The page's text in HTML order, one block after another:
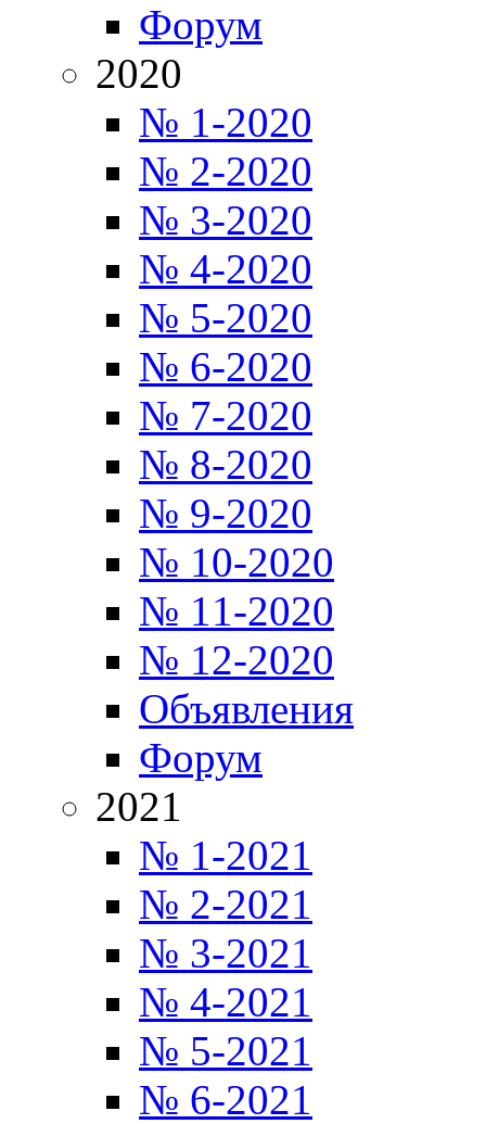
Форум
2020
№ 1-2020
№ 2-2020
№ 3-2020
№ 4-2020
№ 5-2020
№ 6-2020
№ 7-2020
№ 8-2020
№ 9-2020
№ 10-2020
№ 11-2020
№ 12-2020
Объявления
Форум
2021
№ 1-2021
№ 2-2021
№ 3-2021
№ 4-2021
№ 5-2021
№ 6-2021